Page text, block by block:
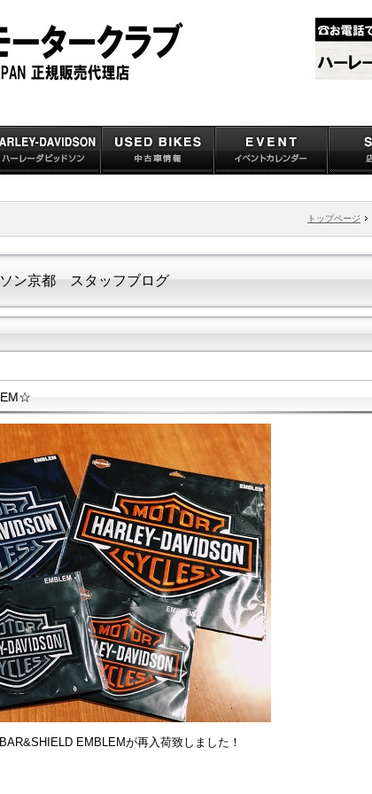
トップページ
ン京都 スタッフブログ
EMBLEMが再入荷致しました！